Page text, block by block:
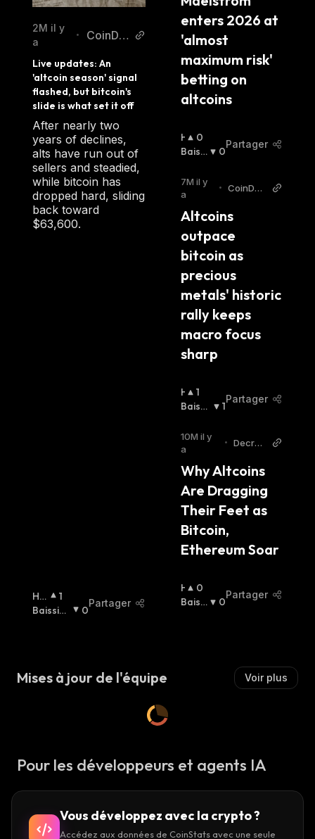
2M il y
a
•
CoinDe
Live updates: An
'altcoin season' signal
flashed, but bitcoin's
slide is what set it off
After nearly two
years of declines,
alts have run out of
sellers and steadied,
while bitcoin has
dropped hard, sliding
back toward
$63,600.
Ha
Uss
1
Baissier
0
Partager
enters 2026 at
'almost
maximum risk'
betting on
altcoins
H
A
S
S
E
R
:
0
Baissi
0
Partager
7M il y
a
•
CoinDes
Altcoins
outpace
bitcoin as
precious
metals' historic
rally keeps
macro focus
sharp
H
A
S
S
E
R
:
1
Baissi
1
Partager
10M il y
a
•
Decryp
Why Altcoins
Are Dragging
Their Feet as
Bitcoin,
Ethereum Soar
H
A
0
Baissi
0
Partager
Mises à jour de l'équipe Voir plus
Pour les développeurs et agents IA
Vous développez avec la crypto ?
Accédez aux données de CoinStats avec une seule